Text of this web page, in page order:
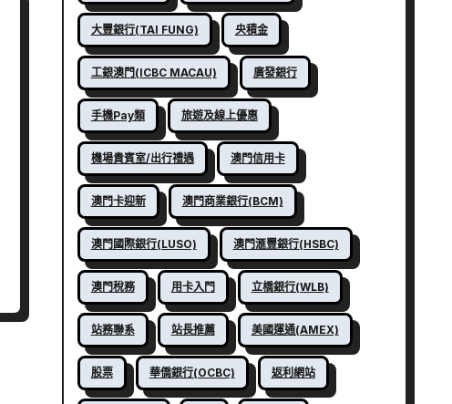
大豐銀行(TAI FUNG) 央積金
工銀澳門(ICBC MACAU) 廣發銀行
手機Pay類 旅遊及線上優惠
機場貴賓室/出行禮遇 澳門信用卡
澳門卡迎新 澳門商業銀行(BCM)
澳門國際銀行(LUSO) 澳門滙豐銀行(HSBC)
澳門稅務 用卡入門 立橋銀行(WLB)
站務聯系 站長推薦 美國運通(AMEX)
股票 華僑銀行(OCBC) 返利網站